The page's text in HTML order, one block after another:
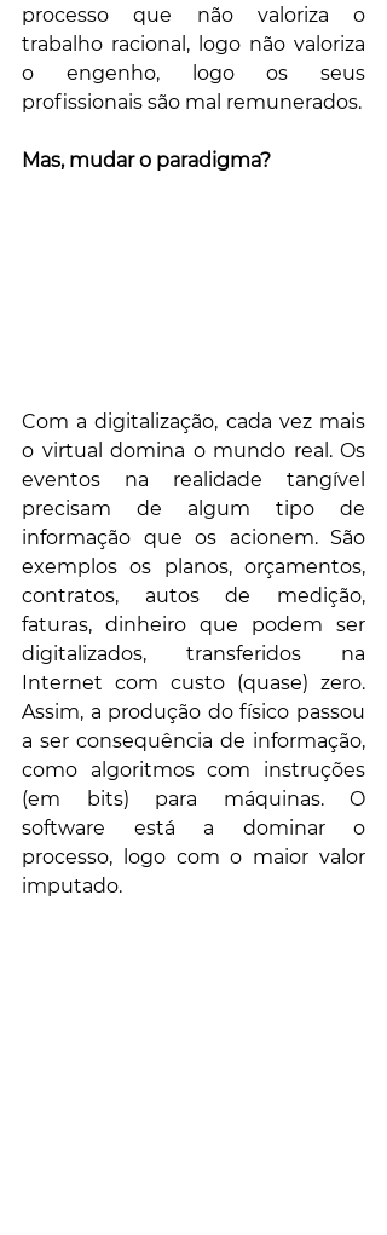
processo que não valoriza o
trabalho racional, logo não valoriza
o engenho, logo os seus
Mas, mudar o paradigma?
Com a digitalização, cada vez mais
o virtual domina o mundo real. Os
eventos na realidade tangível
precisam de algum tipo de
informação que os acionem. São
exemplos os planos, orçamentos,
contratos, autos de medição,
faturas, dinheiro que podem ser
digitalizados, transferidos na
Internet com custo (quase) zero.
Assim, a produção do físico passou
a ser consequência de informação,
como algoritmos com instruções
(em bits) para máquinas. O
software está a dominar o
processo, logo com o maior valor
imputado.